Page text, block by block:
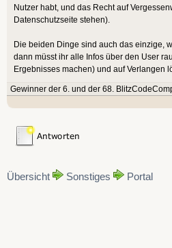
Nutzer habt, und das Recht auf
Datenschutzseite stehen).
Die beiden Dinge sind auch das einzige,
dann müsst ihr alle Infos über den User
Ergebnisses machen) und auf Verlangen
Gewinner der 6. und der 68.
Übersicht Sonstiges Portal